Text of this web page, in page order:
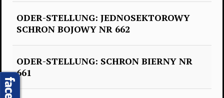
ODER-STELLUNG: JEDNOSEKTOROWY
SCHRON BOJOWY NR 662
ODER-STELLUNG: SCHRON BIERNY NR
661